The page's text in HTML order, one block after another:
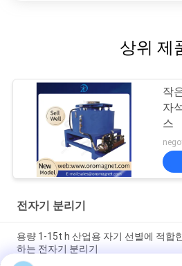
상위 제
작
자
스
전자기 분리기
용량 1-15t h 산업용 자기 선별에 적합
하는 전자기 분리기